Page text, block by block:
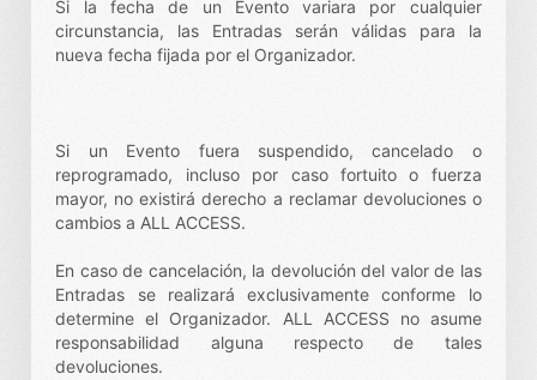
Si la fecha de un Evento variara por cualquier
circunstancia, las Entradas serán válidas para la
nueva fecha fijada por el Organizador.
Si un Evento fuera suspendido, cancelado o
reprogramado, incluso por caso fortuito o fuerza
mayor, no existirá derecho a reclamar devoluciones o
cambios a ALL ACCESS.
En caso de cancelación, la devolución del valor de las
Entradas se realizará exclusivamente conforme lo
determine el Organizador. ALL ACCESS no asume
responsabilidad alguna respecto de tales
devoluciones.